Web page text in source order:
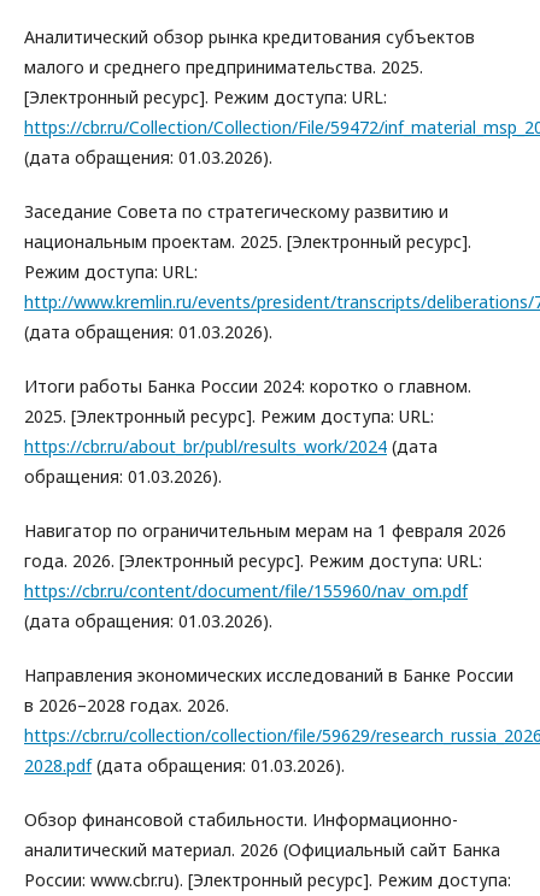
Аналитический обзор рынка кредитования субъектов
малого и среднего предпринимательства. 2025.
[Электронный ресурс]. Режим доступа: URL:
https://cbr.ru/Collection/Collection/File/59472/
(дата обращения: 01.03.2026).
Заседание Совета по стратегическому развитию и
национальным проектам. 2025. [Электронный ресурс].
Режим доступа: URL:
http://www.kremlin.ru/events/president/transcripts/deliberations/
(дата обращения: 01.03.2026).
Итоги работы Банка России 2024: коротко о главном.
2025. [Электронный ресурс]. Режим доступа: URL:
https://cbr.ru/about_br/publ/results_work/2024 (дата
обращения: 01.03.2026).
Навигатор по ограничительным мерам на 1 февраля 2026
года. 2026. [Электронный ресурс]. Режим доступа: URL:
https://cbr.ru/content/document/file/155960/nav_om.pdf
(дата обращения: 01.03.2026).
Направления экономических исследований в Банке России
в 2026–2028 годах. 2026.
https://cbr.ru/collection/collection/file/59629/
2028.pdf(дата обращения: 01.03.2026).
Обзор финансовой стабильности. Информационно-
аналитический материал. 2026 (Официальный сайт Банка
России: www.cbr.ru). [Электронный ресурс]. Режим доступа: